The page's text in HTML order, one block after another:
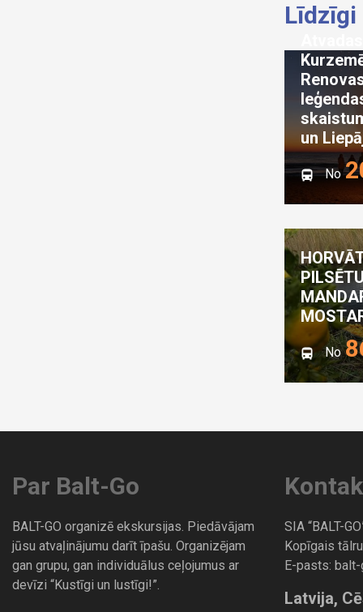
un
No
No
Par Balt-Go
BALT-GO organizē ekskursijas. Piedāvājam
jūsu atvaļinājumu darīt īpašu. Organizējam
gan grupu, gan individuālus ceļojumus ar
devīzi “Kustīgi un lustīgi!”.
SIA “BALT-
Kopīgais
E-pasts: balt-
Latvija,